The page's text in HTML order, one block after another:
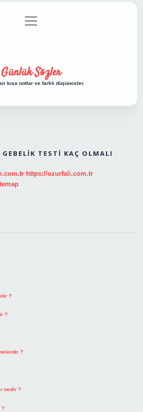
Gizlilik Politikası
menüyü
aç
Günlük Sözler
kısa notlar ve farklı düşünceler.
GEBELIK TESTI KAÇ OLMALI
https://ozurfali.com.tr
?
?
?
nedir ?
?